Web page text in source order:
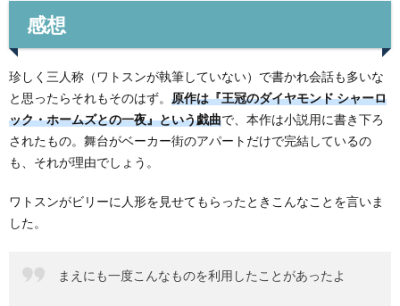
感想
珍しく三人称（ワトスンが執筆していない）で書かれ会話も多いな
と思ったらそれもそのはず。 原作は『王冠のダイヤモンド シャーロ
ック・ホームズとの一夜』という戯曲で、本作は小説用に書き下ろ
されたもの。舞台がベーカー街のアパートだけで完結しているの
も、それが理由でしょう。
ワトスンがビリーに人形を見せてもらったときこんなことを言いま
した。
まえにも一度こんなものを利用したことがあったよ